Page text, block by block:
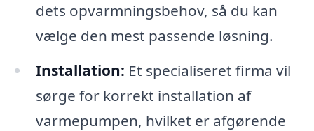
dets opvarmningsbehov, så du kan
vælge den mest passende løsning.
Installation: Et specialiseret firma vil
sørge for korrekt installation af
varmepumpen, hvilket er afgørende